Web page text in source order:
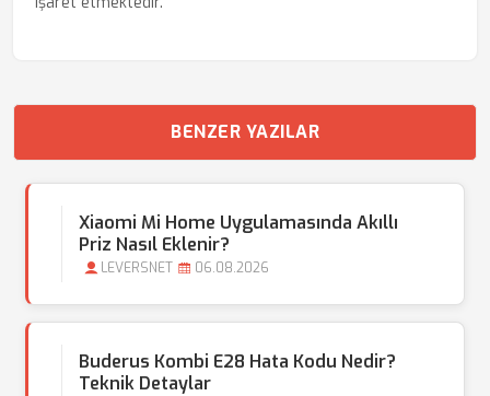
BENZER YAZILAR
Xiaomi Mi Home Uygulamasında Akıllı
Priz Nasıl Eklenir?
LEVERSNET 06.08.2026
Buderus Kombi E28 Hata Kodu Nedir?
Teknik Detaylar